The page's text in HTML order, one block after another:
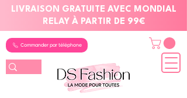
LIVRAISON GRATUITE AVEC MONDIAL
RELAY À PARTIR DE 99€
Commander par téléphone